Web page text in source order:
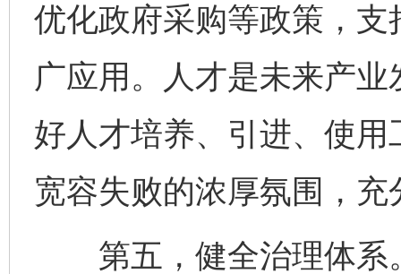
优化政府采购等政策，
广应用。人才是未来产
好人才培养、引进、使
宽容失败的浓厚氛围，
第五，健全治理体系